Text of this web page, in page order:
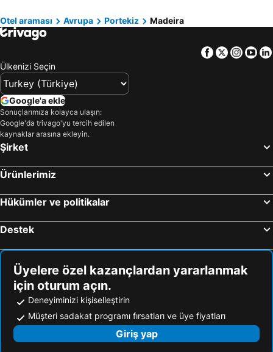
Maldivler Otelleri
Marmara Bölgesi Otelleri
Afyonkarahisar Çevresi Otelleri
Otel araması
Avrupa Portekiz Madeira
Facebook
Twitter
Ülkenizi Seçin
Google'a ekle
Sonuçlarımıza kolayca ulaşın:
Google'da trivago'yu tercih edilen
kaynaklar arasına ekleyin.
Şirket
Ürünlerimiz
Hükümler ve politikalar
Destek
Üyelere özel kazançlardan yararlanmak
için oturum açın.
Deneyiminizi kişiselleştirin
Müşteri sadakat programı fırsatları ve üye fiyatları
Giriş yap